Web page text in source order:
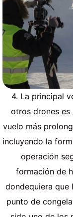
4. La principal
otros drones
vuelo más
incluyendo la
operación
formación de
dondequiera que
punto de